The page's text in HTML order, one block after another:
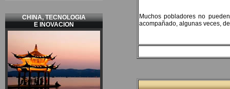
CHINA, TECNOLOGIA
E INOVACION
Muchos pobladores no
acompañado, algunas veces,